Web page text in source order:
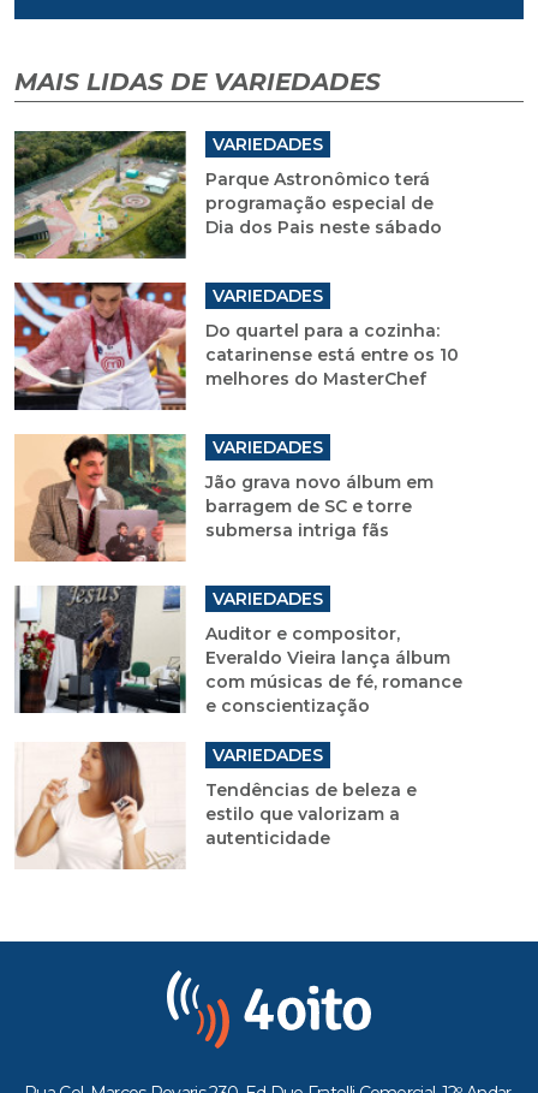
MAIS LIDAS DE VARIEDADES
VARIEDADES
Parque Astronômico terá
programação especial de
Dia dos Pais neste sábado
VARIEDADES
Do quartel para a cozinha:
catarinense está entre os 10
melhores do MasterChef
VARIEDADES
Jão grava novo álbum em
barragem de SC e torre
submersa intriga fãs
VARIEDADES
Auditor e compositor,
Everaldo Vieira lança álbum
com músicas de fé, romance
e conscientização
VARIEDADES
Tendências de beleza e
estilo que valorizam a
autenticidade